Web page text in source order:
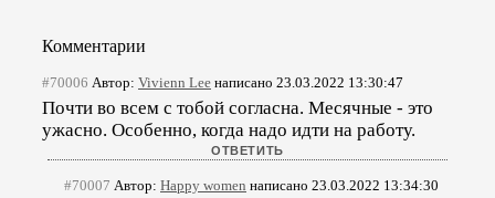
Комментарии
#70006 Автор: Vivienn Lee написано 23.03.2022 13:30:47
Почти во всем с тобой согласна. Месячные - это
ужасно. Особенно, когда надо идти на работу.
#70007 Автор: Happy women написано 23.03.2022 13:34:30